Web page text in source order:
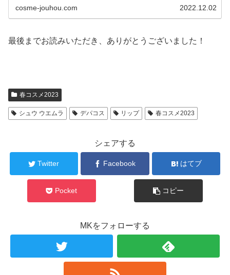
cosme-jouhou.com 2022.12.02
最後までお読みいただき、ありがとうございました！
春コスメ2023
シュウ ウエムラ デパコス リップ 春コスメ2023
シェアする
Twitter Facebook はてブ
Pocket コピー
MKをフォローする